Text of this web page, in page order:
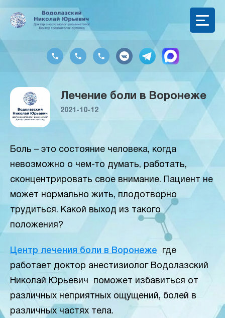
Лечение боли в Воронеже
2021-10-12
Боль – это состояние человека, когда
невозможно о чем-то думать, работать,
сконцентрировать свое внимание. Пациент не
может нормально жить, плодотворно
трудиться. Какой выход из такого
положения?
Центр лечения боли в Воронеже где
работает доктор анестизиолог Водолазский
Николай Юрьевич поможет избавиться от
различных неприятных ощущений, болей в
различных частях тела.